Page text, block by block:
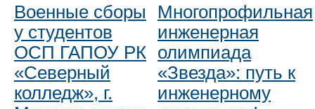
Военные сборы
у студентов
ОСП ГАПОУ РК
«Северный
колледж», г.
Многопрофильная
инженерная
олимпиада
«Звезда»: путь к
инженерному